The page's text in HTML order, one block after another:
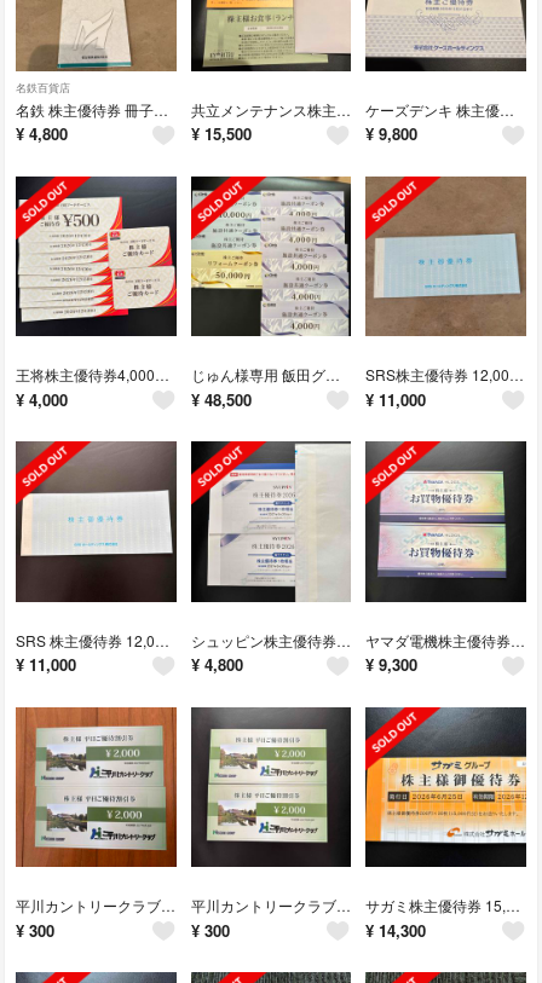
名鉄百貨店
名鉄 株主優待券 冊子1冊 (乗車証4枚)
¥ 4,800
共立メンテナンス株主優待券16,000円分
¥ 15,500
ケーズデンキ 株主優待券 10,000円分
¥ 9,800
王将株主優待券4,000円分＋株主優待カード2枚
¥ 4,000
じゅん様専用 飯田グループ株主優待券 100,000円分
¥ 48,500
SRS株主優待券 12,000円分
¥ 11,000
SRS 株主優待券 12,000円分
¥ 11,000
シュッピン株主優待券 2枚
¥ 4,800
ヤマダ電機株主優待券 10,000円分
¥ 9,300
平川カントリークラブ平日優待割引券2枚
¥ 300
平川カントリークラブ平日優待割引券2枚
¥ 300
サガミ株主優待券 15,000円分
¥ 14,300